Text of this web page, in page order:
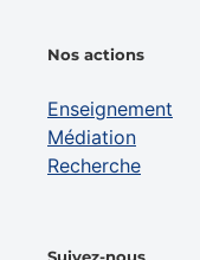
Nos actions
Enseignement
Médiation
Recherche